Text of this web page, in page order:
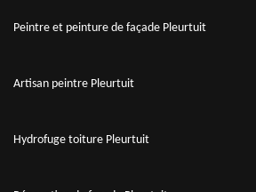
Peintre et peinture de façade Pleurtuit
Artisan peintre Pleurtuit
Hydrofuge toiture Pleurtuit